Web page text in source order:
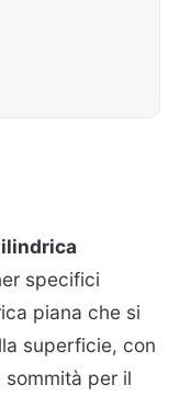
specifici
piana che si
superficie, con
per il